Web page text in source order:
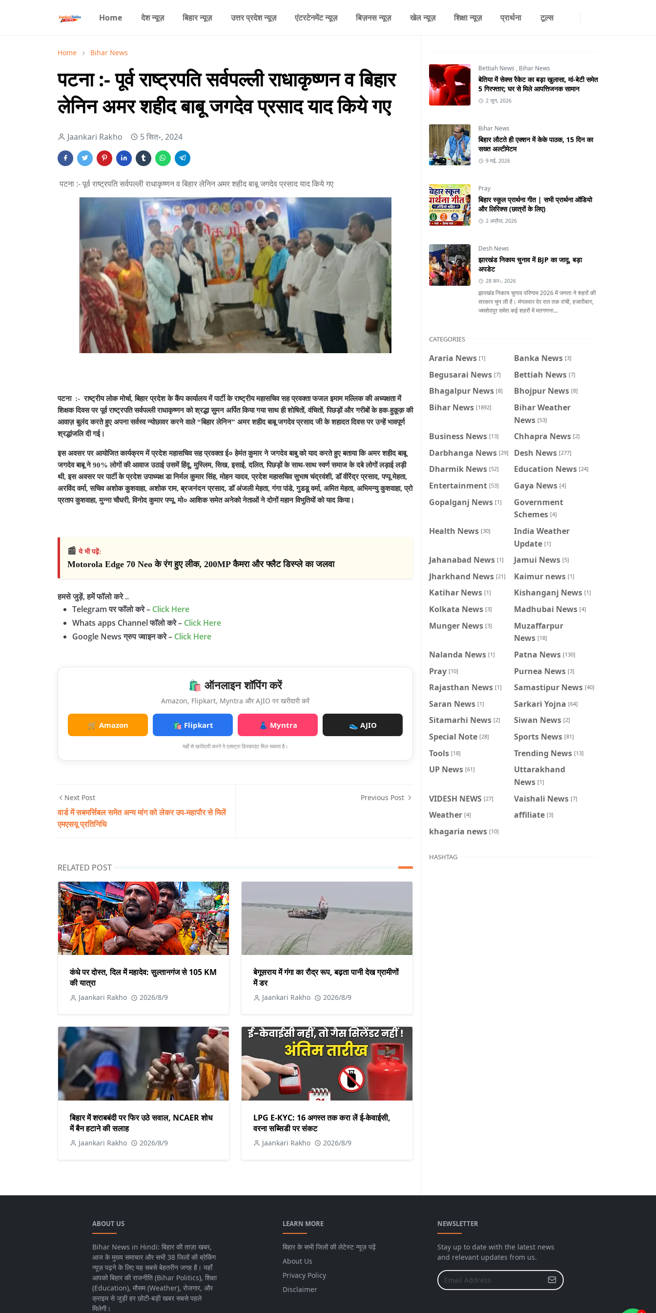
Home देश न्यूज़ बिहार न्यूज़ उत्तर प्रदेश न्यूज़ एंटरटेनमेंट न्यूज़ बिज़नस न्यूज़ खेल न्यूज़ शिक्षा न्यूज़ प्रार्थना टूल्स
Home Bihar News
पटना :- पूर्व राष्ट्रपति सर्वपल्ली राधाकृष्णन व बिहार
लेनिन अमर शहीद बाबू जगदेव प्रसाद याद किये गए
Jaankari Rakho 5 सित॰, 2024
पटना :- पूर्व राष्ट्रपति सर्वपल्ली राधाकृष्णन व बिहार लेनिन अमर शहीद बाबू जगदेव प्रसाद याद किये गए
पटना :- राष्ट्रीय लोक मोर्चा, बिहार प्रदेश के कैंप कार्यालय में पार्टी के राष्ट्रीय महासचिव सह प्रवक्ता फजल इमाम मल्लिक की अध्यक्षता में
शिक्षक दिवस पर पूर्व राष्ट्रपति सर्वपल्ली राधाकृष्णन को श्रद्धा सुमन अर्पित किया गया साथ ही शोषितों, वंचितों, पिछड़ों और गरीबों के हक-हुक़ूक़ की
आवाज़ बुलंद करते हुए अपना सर्वस्व न्योछावर करने वाले “बिहार लेनिन” अमर शहीद बाबू जगदेव प्रसाद जी के शहादत दिवस पर उन्हें भावपूर्ण
श्रद्धांजलि दी गई।
इस अवसर पर आयोजित कार्यक्रम में प्रदेश महासचिव सह प्रवक्ता ई० हेमंत कुमार ने जगदेव बाबु को याद करते हुए बताया कि अमर शहीद बाबू
जगदेव बाबू ने 90% लोगों की आवाज उठाई उसमें हिंदू, मुस्लिम, सिख, इसाई, दलित, पिछड़ों के साथ-साथ स्वर्ण समाज के दबे लोगों लड़ाई लड़ी
थी, इस अवसर पर पार्टी के प्रदेश उपाध्यक्ष डा निर्मल कुमार सिंह, मोहन यादव, प्रदेश महासचिव सुभाष चंद्रवंशी, डॉ वीरेंद्र प्रसाद, पप्पू मेहता,
अरविंद वर्मा, सचिव अशोक कुशवाहा, अशोक राम, ब्रजनंदन प्रसाद, डॉ अंजली मेहता, गंगा पांडे, गुडडू वर्मा, अमित मेहता, अभिमन्यु कुशवाहा, प्रो
प्रताप कुशवाहा, मुन्ना चौधरी, विनोद कुमार पप्पू, मो० आशिक समेत अनेको नेताओं ने दोनों महान विभुतियों को याद किया।
📰ये भी पढ़ें:
Motorola Edge 70 Neo के रंग हुए लीक, 200MP कैमरा और फ्लैट डिस्प्ले का जलवा
हमसे जुड़ें, हमें फॉलो करे ..
Telegram पर फॉलो करे – Click Here
Whats apps Channel फॉलो करे – Click Here
Google News ग्रुप ज्वाइन करे – Click Here
🛍️ ऑनलाइन शॉपिंग करें
Amazon, Flipkart, Myntra और AJIO पर खरीदारी करें
🛒 Amazon 🛍️ Flipkart 👗 Myntra 👟 AJIO
यहाँ से खरीदारी करने पे एक्स्ट्रा डिस्काउंट मिल सकता है।
Next Post
वार्ड में सबमर्सिबल समेत अन्य मांग को लेकर उप-महापौर से मिलें
एमएसयू प्रतिनिधि
Previous Post
RELATED POST
कंधे पर दोस्त, दिल में महादेव: सुल्तानगंज से 105 KM
की यात्रा
Jaankari Rakho 2026/8/9
बेगूसराय में गंगा का रौद्र रूप, बढ़ता पानी देख ग्रामीणों
में डर
Jaankari Rakho 2026/8/9
बिहार में शराबबंदी पर फिर उठे सवाल, NCAER शोध
में बैन हटाने की सलाह
Jaankari Rakho 2026/8/9
LPG E-KYC: 16 अगस्त तक करा लें ई-केवाईसी,
वरना सब्सिडी पर संकट
Jaankari Rakho 2026/8/9
Bettiah News , Bihar News
बेतिया में सेक्स रैकेट का बड़ा खुलासा, मां-बेटी समेत
5 गिरफ्तार; घर से मिले आपत्तिजनक सामान
2 जून, 2026
Bihar News
बिहार लौटते ही एक्शन में केके पाठक, 15 दिन का
सख्त अल्टीमेटम
9 मई, 2026
Pray
बिहार स्कूल प्रार्थना गीत | सभी प्रार्थना ऑडियो
और लिरिक्स (छात्रों के लिए)
2 अप्रैल, 2026
Desh News
झारखंड निकाय चुनाव में BJP का जादू, बड़ा
अपडेट
28 फ़र॰, 2026
झारखंड निकाय चुनाव परिणाम 2026 में जनता ने शहरों की
सरकार चुन ली है। मंगलवार देर रात तक रांची, हजारीबाग,
जमशेदपुर समेत कई शहरों में मतगणना...
CATEGORIES
Araria News [1] Banka News [3]
Begusarai News [7] Bettiah News [7]
Bhagalpur News [8] Bhojpur News [8]
Bihar News [1892]
Bihar Weather
News [53]
Business News [13] Chhapra News [2]
Darbhanga News [29] Desh News [277]
Dharmik News [52] Education News [24]
Entertainment [53] Gaya News [4]
Gopalganj News [1]
Government
Schemes [4]
Health News [30]
India Weather
Update [1]
Jahanabad News [1] Jamui News [5]
Jharkhand News [21] Kaimur news [1]
Katihar News [1] Kishanganj News [1]
Kolkata News [3] Madhubai News [4]
Munger News [3]
Muzaffarpur
News [18]
Nalanda News [1] Patna News [130]
Pray [10] Purnea News [3]
Rajasthan News [1] Samastipur News [40]
Saran News [1] Sarkari Yojna [64]
Sitamarhi News [2] Siwan News [2]
Special Note [28] Sports News [81]
Tools [18] Trending News [13]
UP News [61]
Uttarakhand
News [1]
VIDESH NEWS [27] Vaishali News [7]
Weather [4] affiliate [3]
khagaria news [10]
HASHTAG
ABOUT US
Bihar News in Hindi: बिहार की ताज़ा खबर,
आज के मुख्य समाचार और सभी 38 जिलों की ब्रेकिंग
न्यूज़ पढ़ने के लिए यह सबसे बेहतरीन जगह है। यहाँ
आपको बिहार की राजनीति (Bihar Politics), शिक्षा
(Education), मौसम (Weather), रोजगार, और
क्राइम से जुड़ी हर छोटी-बड़ी खबर सबसे पहले
मिलेगी।
LEARN MORE
बिहार के सभी जिलों की लेटेस्ट न्यूज़ पढ़ें
About Us
Privacy Policy
Disclaimer
NEWSLETTER
Stay up to date with the latest news
and relevant updates from us.